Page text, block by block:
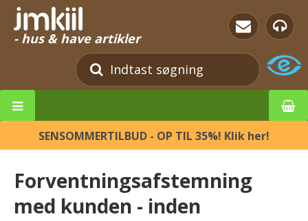
- hus & have artikler
SENSOMMERTILBUD - OP TIL 35%! Klik her!
Forventningsafstemning
med kunden - inden